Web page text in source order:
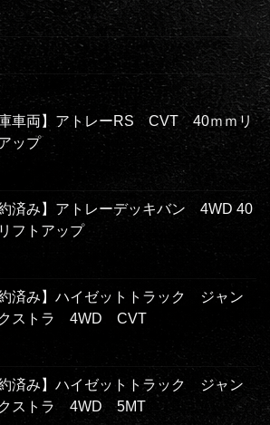
庫車両】アトレーRS CVT 40ｍｍリ
ップ
約済み】アトレーデッキバン 4WD 40
フトアップ
約済み】ハイゼットトラック ジャン
クストラ 4WD CVT
約済み】ハイゼットトラック ジャン
クストラ 4WD 5MT